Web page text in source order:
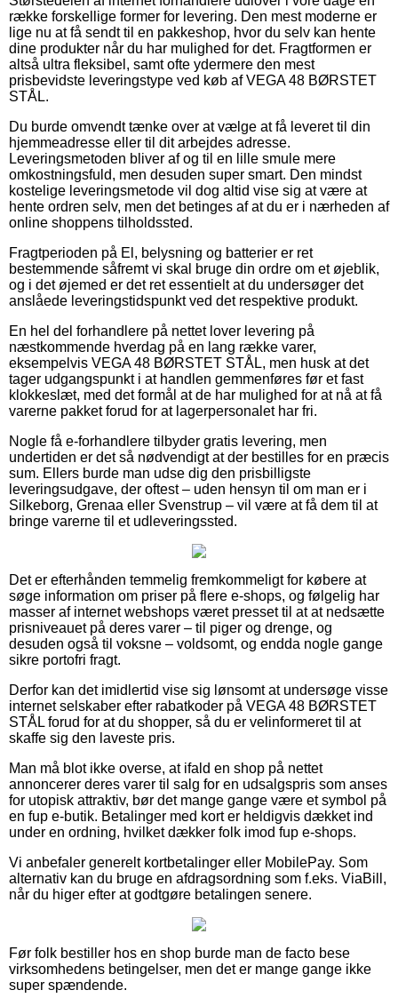
række forskellige former for levering. Den mest moderne er
lige nu at få sendt til en pakkeshop, hvor du selv kan hente
dine produkter når du har mulighed for det. Fragtformen er
altså ultra fleksibel, samt ofte ydermere den mest
prisbevidste leveringstype ved køb af VEGA 48 BØRSTET
STÅL.
Du burde omvendt tænke over at vælge at få leveret til din
hjemmeadresse eller til dit arbejdes adresse.
Leveringsmetoden bliver af og til en lille smule mere
omkostningsfuld, men desuden super smart. Den mindst
kostelige leveringsmetode vil dog altid vise sig at være at
hente ordren selv, men det betinges af at du er i nærheden af
online shoppens tilholdssted.
Fragtperioden på El, belysning og batterier er ret
bestemmende såfremt vi skal bruge din ordre om et øjeblik,
og i det øjemed er det ret essentielt at du undersøger det
anslåede leveringstidspunkt ved det respektive produkt.
En hel del forhandlere på nettet lover levering på
næstkommende hverdag på en lang række varer,
eksempelvis VEGA 48 BØRSTET STÅL, men husk at det
tager udgangspunkt i at handlen gemmenføres før et fast
klokkeslæt, med det formål at de har mulighed for at nå at få
varerne pakket forud for at lagerpersonalet har fri.
Nogle få e-forhandlere tilbyder gratis levering, men
undertiden er det så nødvendigt at der bestilles for en præcis
sum. Ellers burde man udse dig den prisbilligste
leveringsudgave, der oftest – uden hensyn til om man er i
Silkeborg, Grenaa eller Svenstrup – vil være at få dem til at
bringe varerne til et udleveringssted.
Det er efterhånden temmelig fremkommeligt for købere at
søge information om priser på flere e-shops, og følgelig har
masser af internet webshops været presset til at at nedsætte
prisniveauet på deres varer – til piger og drenge, og
desuden også til voksne – voldsomt, og endda nogle gange
sikre portofri fragt.
Derfor kan det imidlertid vise sig lønsomt at undersøge visse
internet selskaber efter rabatkoder på VEGA 48 BØRSTET
STÅL forud for at du shopper, så du er velinformeret til at
skaffe sig den laveste pris.
Man må blot ikke overse, at ifald en shop på nettet
annoncerer deres varer til salg for en udsalgspris som anses
for utopisk attraktiv, bør det mange gange være et symbol på
en fup e-butik. Betalinger med kort er heldigvis dækket ind
under en ordning, hvilket dækker folk imod fup e-shops.
Vi anbefaler generelt kortbetalinger eller MobilePay. Som
alternativ kan du bruge en afdragsordning som f.eks. ViaBill,
når du higer efter at godtgøre betalingen senere.
Før folk bestiller hos en shop burde man de facto bese
virksomhedens betingelser, men det er mange gange ikke
super spændende.